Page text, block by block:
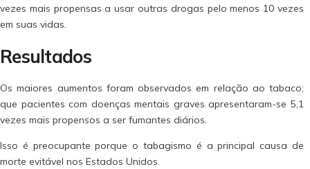
vezes mais propensas a usar outras drogas pelo menos 10 vezes
em suas vidas.
Resultados
Os maiores aumentos foram observados em relação ao tabaco;
que pacientes com doenças mentais graves apresentaram-se 5,1
vezes mais propensos a ser fumantes diários.
Isso é preocupante porque o tabagismo é a principal causa de
morte evitável nos Estados Unidos.